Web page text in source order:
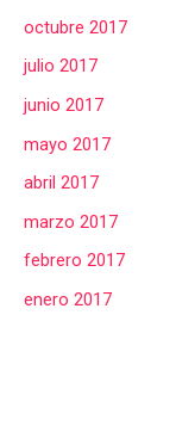
octubre 2017
julio 2017
junio 2017
mayo 2017
abril 2017
marzo 2017
febrero 2017
enero 2017